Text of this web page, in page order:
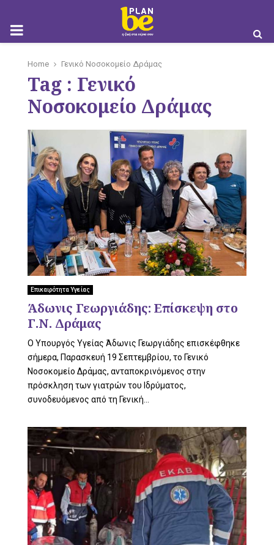
M
Home Γενικό Νοσοκομείο Δράμας
Tag : Γενικό
Νοσοκομείο Δράμας
Επικαιρότητα Υγείας
Άδωνις Γεωργιάδης: Επίσκεψη στο
Γ.Ν. Δράμας
Ο Υπουργός Υγείας Άδωνις Γεωργιάδης επισκέφθηκε
σήμερα, Παρασκευή 19 Σεπτεμβρίου, το Γενικό
Νοσοκομείο Δράμας, ανταποκρινόμενος στην
πρόσκληση των γιατρών του Ιδρύματος,
συνοδευόμενος από τη Γενική...